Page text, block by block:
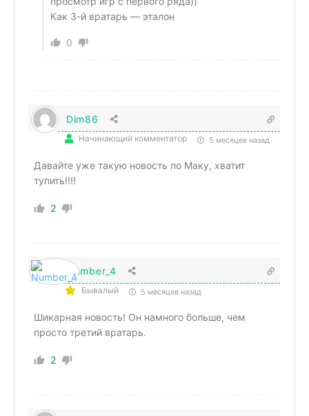
Как 3-й вратарь — эталон
0
Dim86
Начинающий комментатор 5 месяцев назад
Давайте уже такую новость по Маку, хватит
тупить!!!!
2
Number_4
Бывалый 5 месяцев назад
Шикарная новость! Он намного больше, чем
просто третий вратарь.
2